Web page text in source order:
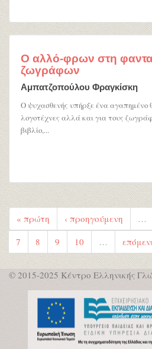
Ο αλλό-φρων στη
ζωγράφων
Αμπατζοπούλου Φραγκίσκη
Ο ψυχασθενής υπήρξε ένα αγαπημένο
λογοτέχνες αλλά και για τους
βιβλίο,...
« πρώτη ‹ προηγούμενη …
7
8 9 10 …
© 2015-2025 Κέντρο Ελληνικής